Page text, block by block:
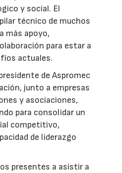
y social. El
técnico de muchos
más apoyo,
para estar a
actuales.
de Aspromec
junto a empresas
y asociaciones,
para consolidar un
competitivo,
de liderazgo
presentes a asistir a